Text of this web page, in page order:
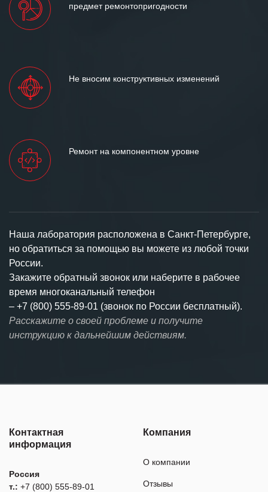
предмет ремонтопригодности
Не вносим конструктивных изменений
Ремонт на компонентном уровне
Наша лаборатория расположена в Санкт-Петербурге,
но обратиться за помощью вы можете из любой точки
России.
Закажите обратный звонок или наберите в рабочее
время многоканальный телефон
– +7 (800) 555-89-01 (звонок по России бесплатный).
Расскажите о своей проблеме и получите
инструкцию к дальнейшим действиям.
Контактная
информация
Россия
т.: +7 (800) 555-89-01
Компания
О компании
Отзывы